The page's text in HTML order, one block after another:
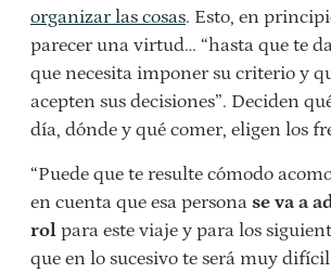
organizar las cosas. Esto, en
parecer una virtud… “hasta que te
que necesita imponer su criterio y
acepten sus decisiones”. Deciden
día, dónde y qué comer, eligen los
“Puede que te resulte cómodo
en cuenta que esa persona se va a
rol para este viaje y para los
que en lo sucesivo te será muy